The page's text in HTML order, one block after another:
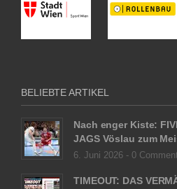
BELIEBTE ARTIKEL
Nach enger Kiste:
JAGS Vöslau zum
6. Juni 2026 - 0 Comment
TIMEOUT: DAS